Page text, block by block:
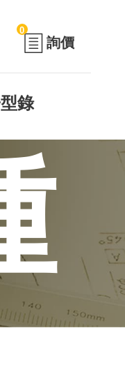
0
詢價
錄